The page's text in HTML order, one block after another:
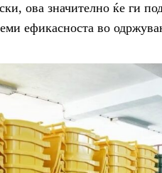
ова значително ќе ги
ефикасноста во